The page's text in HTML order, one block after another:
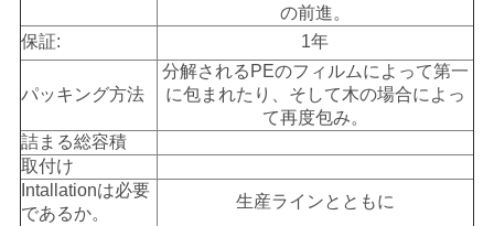
の前進。
保証:
1年
パッキング方法
分解されるPEのフィルムによって第一
に包まれたり、そして木の場合によっ
て再度包み。
詰まる総容積
取付け
Intallationは必要
であるか。
生産ラインとともに